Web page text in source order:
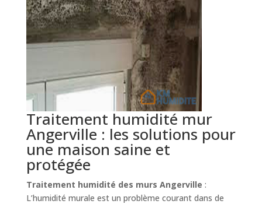
Traitement humidité mur
Angerville : les solutions pour
une maison saine et
protégée
Traitement humidité des murs Angerville :
L’humidité murale est un problème courant dans de